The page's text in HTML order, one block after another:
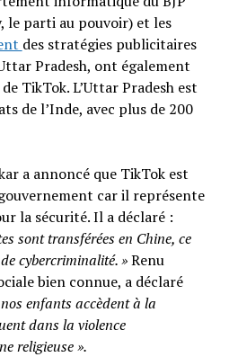
le parti au pouvoir) et les
des stratégies publicitaires
Pradesh, ont également
TikTok. L’Uttar Pradesh est
de l’Inde, avec plus de 200
a annoncé que TikTok est
car il représente
la sécurité. Il a déclaré :
sont transférées en Chine, ce
cybercriminalité. »Renu
bien connue, a déclaré
enfants accèdent à la
dans la violence
religieuse ».